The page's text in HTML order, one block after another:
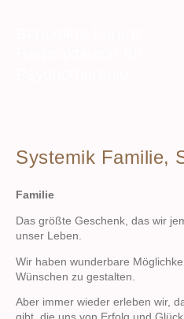
Systemik Familie,
Familie
Das größte Geschenk, das wir
unser Leben.
Wir haben wunderbare
Wünschen zu gestalten.
Aber immer wieder erleben wir,